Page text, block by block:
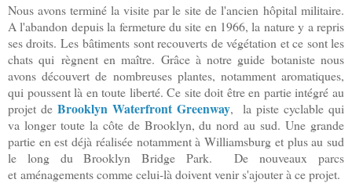
Nous avons terminé la visite par le site de l'ancien hôpital militaire.
A l'abandon depuis la fermeture du site en 1966, la nature y a repris
ses droits. Les bâtiments sont recouverts de végétation et ce sont les
chats qui règnent en maître. Grâce à notre guide botaniste nous
avons découvert de nombreuses plantes, notamment aromatiques,
qui poussent là en toute liberté. Ce site doit être en partie intégré au
projet de Brooklyn Waterfront Greenway, la piste cyclable qui
va longer toute la côte de Brooklyn, du nord au sud. Une grande
partie en est déjà réalisée notamment à Williamsburg et plus au sud
le long du Brooklyn Bridge Park. De nouveaux parcs
et aménagements comme celui-là doivent venir s'ajouter à ce projet.